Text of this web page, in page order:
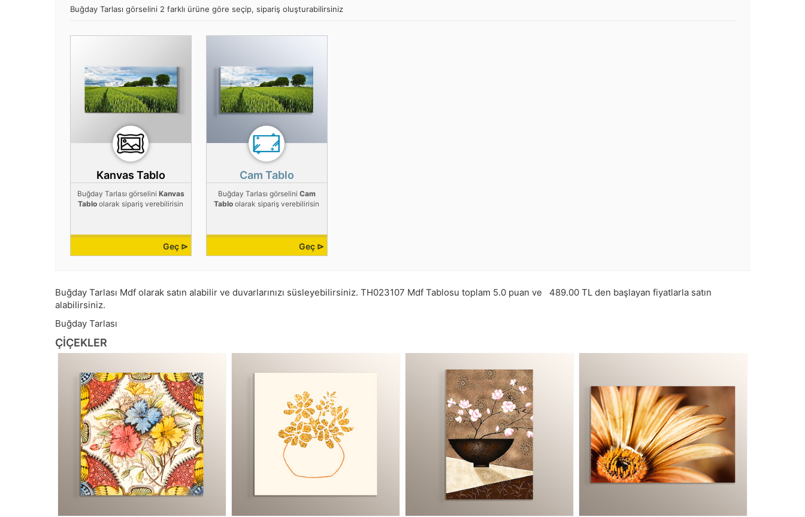
Buğday Tarlası görselini 2 farklı ürüne göre seçip, sipariş oluşturabilirsiniz
Kanvas Tablo
Buğday Tarlası görselini Kanvas
Tablo olarak sipariş verebilirisin
Geç ⊳
Cam Tablo
Buğday Tarlası görselini Cam
Tablo olarak sipariş verebilirisin
Geç ⊳
Buğday Tarlası Mdf olarak satın alabilir ve duvarlarınızı süsleyebilirsiniz. TH023107 Mdf Tablosu toplam 5.0 puan ve 489.00 TL den başlayan fiyatlarla satın
alabilirsiniz.
Buğday Tarlası
ÇIÇEKLER